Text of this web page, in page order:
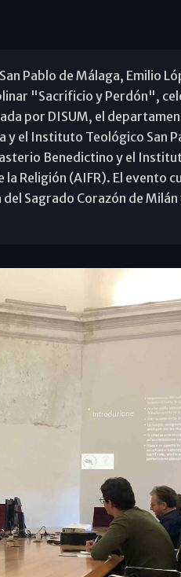
Pablo de Málaga, Emilio
"Sacrificio y Perdón",
por DISUM, el
y el Instituto Teológico San
Benedictino y el
Religión (AIFR). El evento
Sagrado Corazón de Milán